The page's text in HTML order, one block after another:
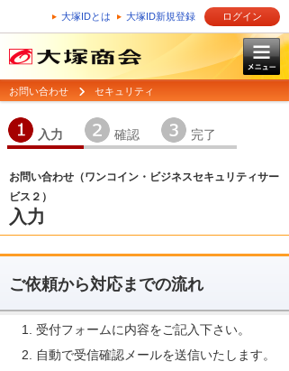
大塚IDとは 大塚ID新規登録 ログイン
お問い合わせ セキュリティ
入力
確認
完了
お問い合わせ（ワンコイン・ビジネスセキュリティサー
ビス２）
入力
ご依頼から対応までの流れ
受付フォームに内容をご記入下さい。
自動で受信確認メールを送信いたします。